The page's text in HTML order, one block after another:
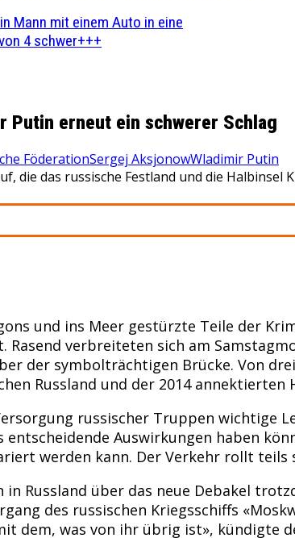
Mann mit einem Auto in eine
4 schwer+++
Putin erneut ein schwerer Schlag
FöderationSergej AksjonowWladimir Putin
die das russische Festland und die Halbinsel
und ins Meer gestürzte Teile der
Rasend verbreiteten sich am
der symbolträchtigen Brücke. Von
Russland und der 2014
russischer Truppen wichtige
Auswirkungen haben
werden kann. Der Verkehr rollt teils
Russland über das neue Debakel
des russischen Kriegsschiffs
dem, was von ihr übrig ist», kündigte